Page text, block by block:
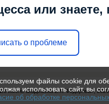
или
о проблеме
имени академика Е.К. Федорова», 2026
файлы cookie для
использовать сайт, вы
об обработке